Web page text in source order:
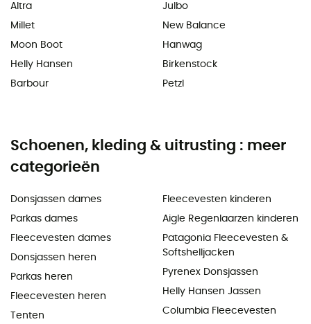
Altra
Millet
Moon Boot
Helly Hansen
Barbour
Julbo
New Balance
Hanwag
Birkenstock
Petzl
Schoenen, kleding & uitrusting : meer
categorieën
Donsjassen dames
Parkas dames
Fleecevesten dames
Donsjassen heren
Parkas heren
Fleecevesten heren
Tenten
Fleecevesten kinderen
Aigle Regenlaarzen kinderen
Patagonia Fleecevesten &
Softshelljacken
Pyrenex Donsjassen
Helly Hansen Jassen
Columbia Fleecevesten